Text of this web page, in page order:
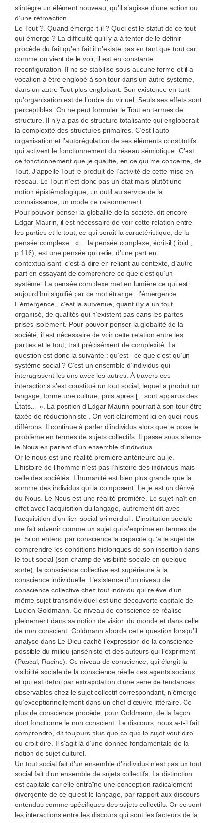
s‘intègre un élément nouveau, qu’il s’agisse d’une action ou
d’une rétroaction.
Le Tout ?. Quand émerge-t-il ? Quel est le statut de ce tout
qui émerge ? La difficulté qu’il y a à tenter de le définir
procède du fait qu’en fait il n’existe pas en tant que tout car,
comme on vient de le voir, il est en constante
reconfiguration. Il ne se stabilise sous aucune forme et il a
vocation à être englobé à son tour dans un autre système,
dans un autre Tout plus englobant. Son existence en tant
qu’organisation est de l’ordre du virtuel. Seuls ses effets sont
perceptibles. On ne peut formuler le Tout en termes de
structure. Il n’y a pas de structure totalisante qui engloberait
la complexité des structures primaires. C’est l’auto
organisation et l’autorégulation de ses éléments constitutifs
qui activent le fonctionnement du réseau sémiotique. C’est
ce fonctionnement que je qualifie, en ce qui me concerne, de
Tout. J’appelle Tout le produit de l’activité de cette mise en
réseau. Le Tout n’est donc pas un état mais plutôt une
notion épistémologique, un outil au service de la
connaissance, un mode de raisonnement.
Pour pouvoir penser la globalité de la société, dit encore
Edgar Maurin, il est nécessaire de voir cette relation entre
les parties et le tout, ce qui serait la caractéristique, de la
pensée complexe : « …la pensée complexe, écrit-il ( ibid.,
p.116), est une pensée qui relie, d’une part en
contextualisant, c’est-à-dire en reliant au contexte, d’autre
part en essayant de comprendre ce que c’est qu’un
système. La pensée complexe met en lumière ce qui est
aujourd’hui signifié par ce mot étrange : l’émergence.
L’émergence , c’est la survenue, quant il y a un tout
organisé, de qualités qui n’existent pas dans les partes
prises isolément. Pour pouvoir penser la globalité de la
société, il est nécessaire de voir cette relation entre les
parties et le tout, trait précisément de complexité. La
question est donc la suivante : qu’est –ce que c’est qu’un
système social ? C’est un ensemble d’individus qui
interagissent les uns avec les autres. Á travers ces
interactions s’est constitué un tout social, lequel a produit un
langage, formé une culture, puis après […sont apparus des
États… ». La position d’Edgar Maurin pourrait à son tour être
taxée de réductionniste . On voit clairement ici en quoi nous
différons. Il continue à parler d’individus alors que je pose le
problème en termes de sujets collectifs. Il passe sous silence
le Nous en parlant d’un ensemble d’individus.
Or le nous est une réalité première antérieure au je.
L’histoire de l’homme n’est pas l’histoire des individus mais
celle des sociétés. L’humanité est bien plus grande que la
somme des individus qui la composent. Le je est un dérivé
du Nous. Le Nous est une réalité première. Le sujet naît en
effet avec l’acquisition du langage, autrement dit avec
l’acquisition d’un lien social primordial . L’institution sociale
me fait advenir comme un sujet qui s’exprime en termes de
je. Si on entend par conscience la capacité qu’a le sujet de
comprendre les conditions historiques de son insertion dans
le tout social (son champ de visibilité sociale en quelque
sorte), la conscience collective est supérieure à la
conscience individuelle. L’existence d’un niveau de
conscience collective chez tout individu qui relève d’un
même sujet transindividuel est une découverte capitale de
Lucien Goldmann. Ce niveau de conscience se réalise
pleinement dans sa notion de vision du monde et dans celle
de non conscient. Goldmann aborde cette question lorsqu’il
analyse dans Le Dieu caché l’expression de la conscience
possible du milieu janséniste et des auteurs qui l’expriment
(Pascal, Racine). Ce niveau de conscience, qui élargit la
visibilité sociale de la conscience réelle des agents sociaux
et qui est défini par extrapolation d’une série de tendances
observables chez le sujet collectif correspondant, n’émerge
qu’exceptionnellement dans un chef d’œuvre littéraire. Ce
plus de conscience procède, pour Goldmann, de la façon
dont fonctionne le non conscient. Le discours, nous a-t-il fait
comprendre, dit toujours plus que ce que le sujet veut dire
ou croit dire. Il s‘agit là d’une donnée fondamentale de la
notion de sujet culturel.
Un tout social fait d’un ensemble d’individus n’est pas un tout
social fait d’un ensemble de sujets collectifs. La distinction
est capitale car elle entraîne une conception radicalement
divergente de ce qu’est le langage, par rapport aux discours
entendus comme spécifiques des sujets collectifs. Or ce sont
les interactions entre les discours qui sont les facteurs de la